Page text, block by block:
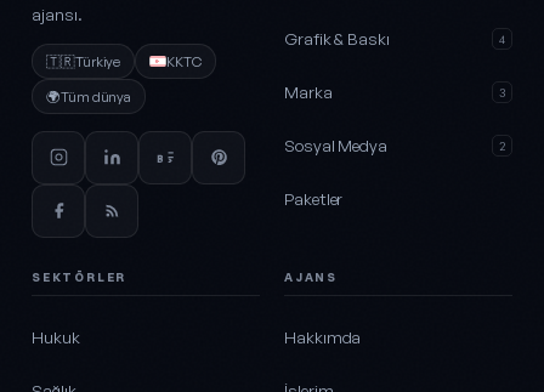
ajansı.
🇹🇷Türkiye
KKTC
🌍Tüm dünya
Grafik & Baskı 4
Marka 3
Sosyal Medya 2
Paketler
SEKTÖRLER
Hukuk
AJANS
Hakkımda